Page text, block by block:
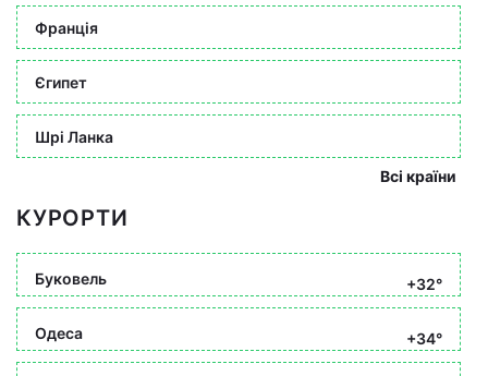
Франція
Єгипет
Шрі Ланка
Всі країни
КУРОРТИ
Буковель +32°
Одеса +34°